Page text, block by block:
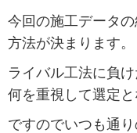
今回の施工データ
方法が決まります。
ライバル工法に負
何を重視して選定と
ですのでいつも通